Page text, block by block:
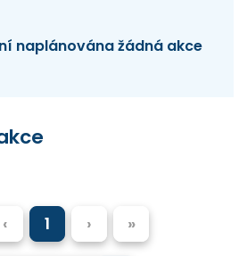
naplánována žádná akce
‹ 1 › »